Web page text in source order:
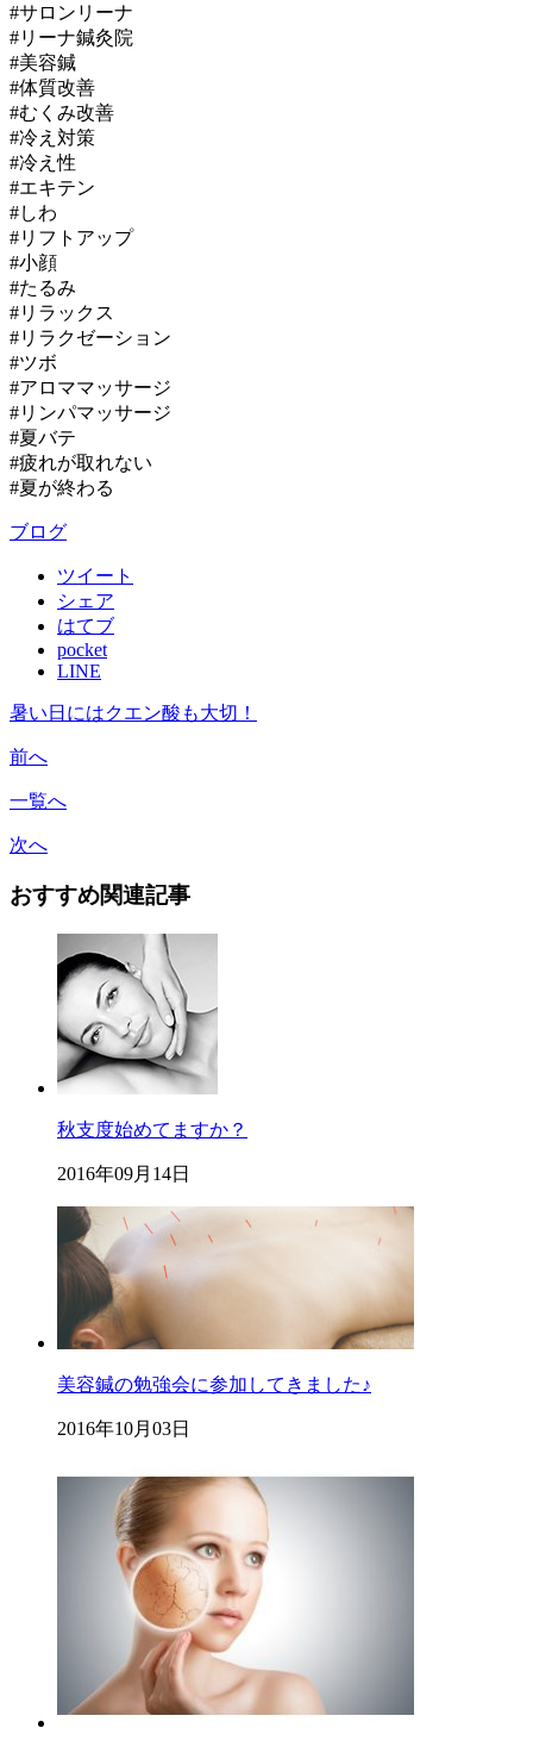
#サロンリーナ
#リーナ鍼灸院
#美容鍼
#体質改善
#むくみ改善
#冷え対策
#冷え性
#エキテン
#しわ
#リフトアップ
#小顔
#たるみ
#リラックス
#リラクゼーション
#ツボ
#アロママッサージ
#リンパマッサージ
#夏バテ
#疲れが取れない
#夏が終わる
ブログ
ツイート
シェア
はてブ
pocket
LINE
暑い日にはクエン酸も大切！
前へ
一覧へ
次へ
おすすめ関連記事
秋支度始めてますか？
2016年09月14日
美容鍼の勉強会に参加してきました♪
2016年10月03日